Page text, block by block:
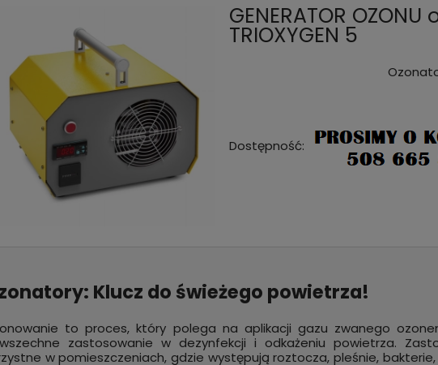
GENERATOR
TRIOXYGEN 5
Dostępność:
Klucz do świeżego powietrza!
to proces, który polega na aplikacji gazu zwanego
zastosowanie w dezynfekcji i odkażeniu powietrza.
w pomieszczeniach, gdzie występują roztocza, pleśnie,